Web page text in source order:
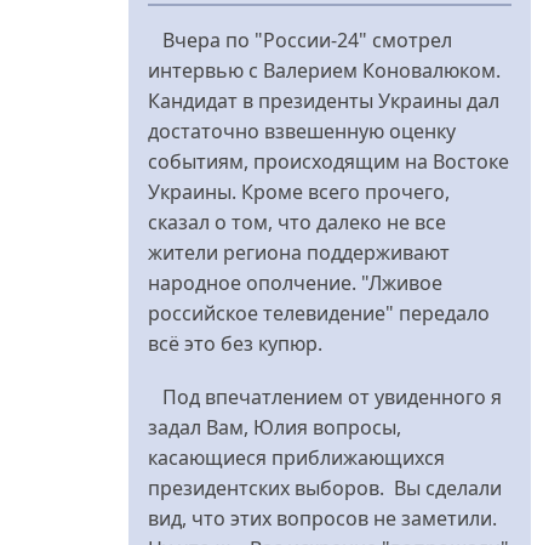
відповідь
https://www.youtube.com/watch
Вчера по "России-24" смотрел
интервью с Валерием Коновалюком.
Кандидат в президенты Украины дал
достаточно взвешенную оценку
событиям, происходящим на Востоке
Украины. Кроме всего прочего,
сказал о том, что далеко не все
жители региона поддерживают
народное ополчение. "Лживое
российское телевидение" передало
всё это без купюр.
Под впечатлением от увиденного я
задал Вам, Юлия вопросы,
касающиеся приближающихся
президентских выборов. Вы сделали
вид, что этих вопросов не заметили.